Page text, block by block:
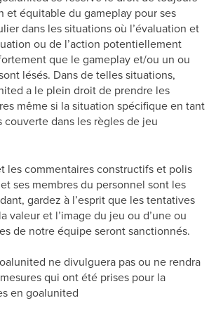
et équitable du gameplay pour ses
dans les situations où l’évaluation et
ou de l’action potentiellement
que le gameplay et/ou un ou
lésés. Dans de telles situations,
a le plein droit de prendre les
même si la situation spécifique en tant
couverte dans les règles de jeu
les commentaires constructifs et polis
ses membres du personnel sont les
gardez à l’esprit que les tentatives
valeur et l’image du jeu ou d’une ou
de notre équipe seront sanctionnés.
ne divulguera pas ou ne rendra
qui ont été prises pour la
en goalunited